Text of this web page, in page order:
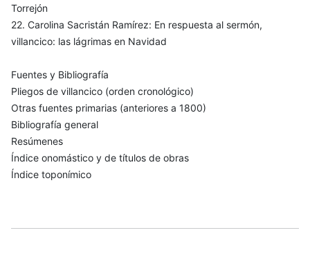
Torrejón
22. Carolina Sacristán Ramírez: En respuesta al sermón,
villancico: las lágrimas en Navidad
Fuentes y Bibliografía
Pliegos de villancico (orden cronológico)
Otras fuentes primarias (anteriores a 1800)
Bibliografía general
Resúmenes
Índice onomástico y de títulos de obras
Índice toponímico